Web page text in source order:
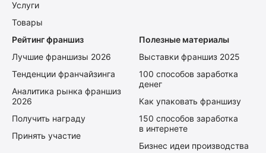
Услуги
Товары
Рейтинг франшиз
Лучшие франшизы 2026
Тенденции франчайзинга
Аналитика рынка франшиз
2026
Получить награду
Принять участие
Полезные материалы
Выставки франшиз 2025
100 способов заработка
денег
Как упаковать франшизу
150 способов заработка
в интернете
Бизнес идеи производства